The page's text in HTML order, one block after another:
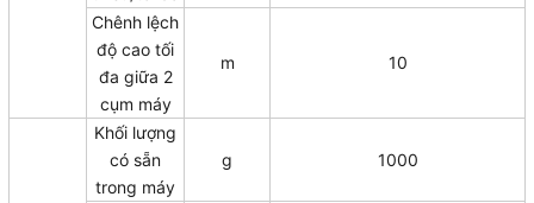
Chênh lệch
độ cao tối
đa giữa 2
cụm máy
m 10
Khối lượng
có sẵn
trong máy
g 1000